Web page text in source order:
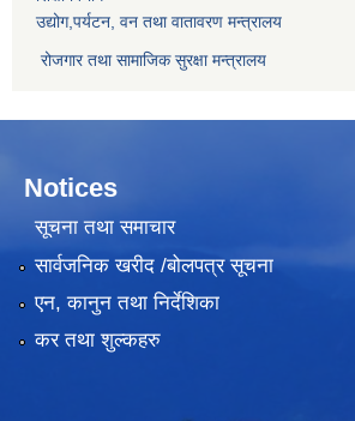
उद्योग,पर्यटन, वन तथा वातावरण मन्त्रालय
रोजगार तथा सामाजिक सुरक्षा मन्त्रालय
Notices
सूचना तथा समाचार
सार्वजनिक खरीद /बोलपत्र सूचना
एन, कानुन तथा निर्देशिका
कर तथा शुल्कहरु